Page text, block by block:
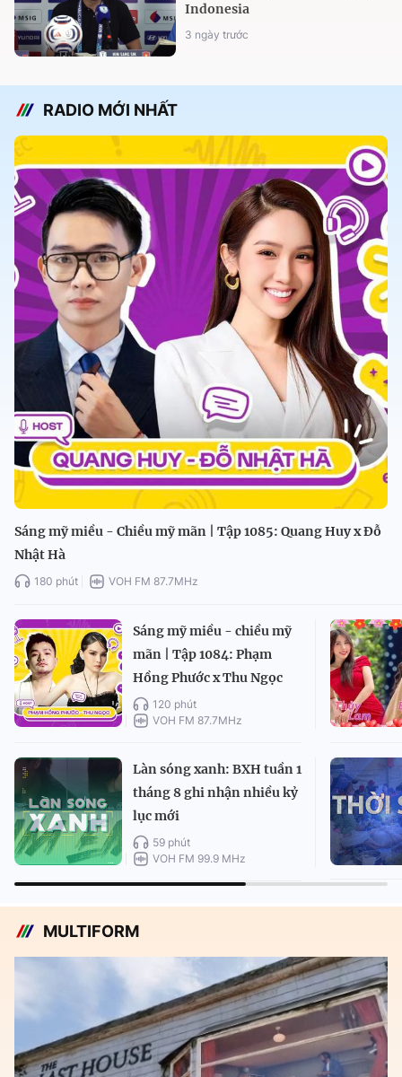
Indonesia
3 ngày trước
RADIO MỚI NHẤT
Sáng mỹ miều - Chiều mỹ mãn | Tập 1085: Quang Huy x Đỗ
Nhật Hà
180 phút VOH FM 87.7MHz
Sáng mỹ miều - chiều mỹ
mãn | Tập 1084: Phạm
Hồng Phước x Thu Ngọc
120 phút
VOH FM 87.7MHz
Làn sóng xanh: BXH tuần 1
tháng 8 ghi nhận nhiều kỷ
lục mới
59 phút
VOH FM 99.9 MHz
MULTIFORM